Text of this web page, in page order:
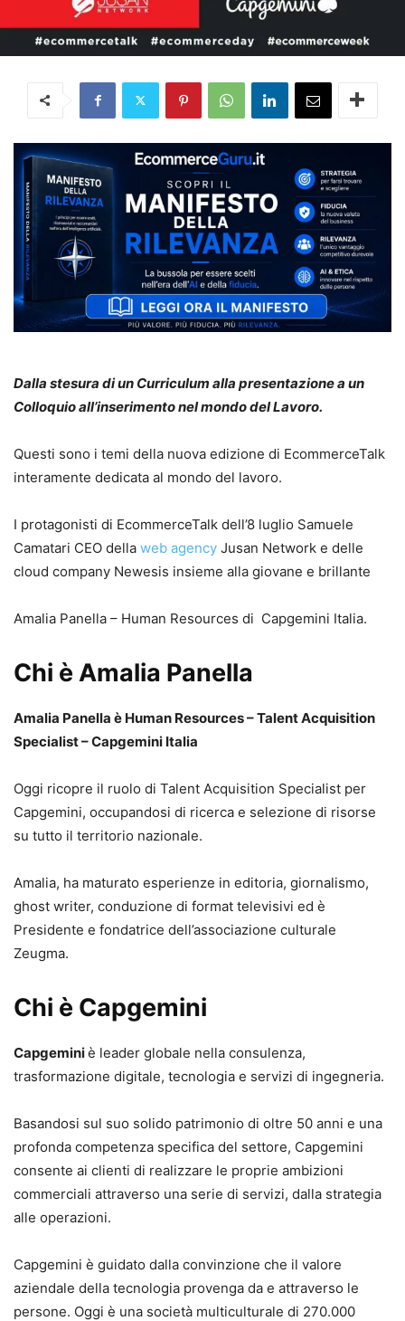
Dalla stesura di un Curriculum alla presentazione a un
Colloquio all’inserimento nel mondo del Lavoro.
Questi sono i temi della nuova edizione di EcommerceTalk
interamente dedicata al mondo del lavoro.
I protagonisti di EcommerceTalk dell’8 luglio Samuele
Camatari CEO della web agency Jusan Network e delle
cloud company Newesis insieme alla giovane e brillante
Amalia Panella – Human Resources di Capgemini Italia.
Chi è Amalia Panella
Amalia Panella è Human Resources – Talent Acquisition
Specialist – Capgemini Italia
Oggi ricopre il ruolo di Talent Acquisition Specialist per
Capgemini, occupandosi di ricerca e selezione di risorse
su tutto il territorio nazionale.
Amalia, ha maturato esperienze in editoria, giornalismo,
ghost writer, conduzione di format televisivi ed è
Presidente e fondatrice dell’associazione culturale
Zeugma.
Chi è Capgemini
Capgeminiè leader globale nella consulenza,
trasformazione digitale, tecnologia e servizi di ingegneria.
Basandosi sul suo solido patrimonio di oltre 50 anni e una
profonda competenza specifica del settore, Capgemini
consente ai clienti di realizzare le proprie ambizioni
commerciali attraverso una serie di servizi, dalla strategia
alle operazioni.
Capgemini è guidato dalla convinzione che il valore
aziendale della tecnologia provenga da e attraverso le
persone. Oggi è una società multiculturale di 270.000